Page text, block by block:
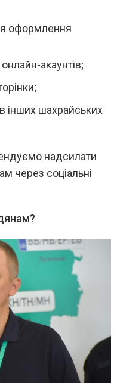
оформлення
акаунтів;
інших шахрайських
надсилати
через соціальні